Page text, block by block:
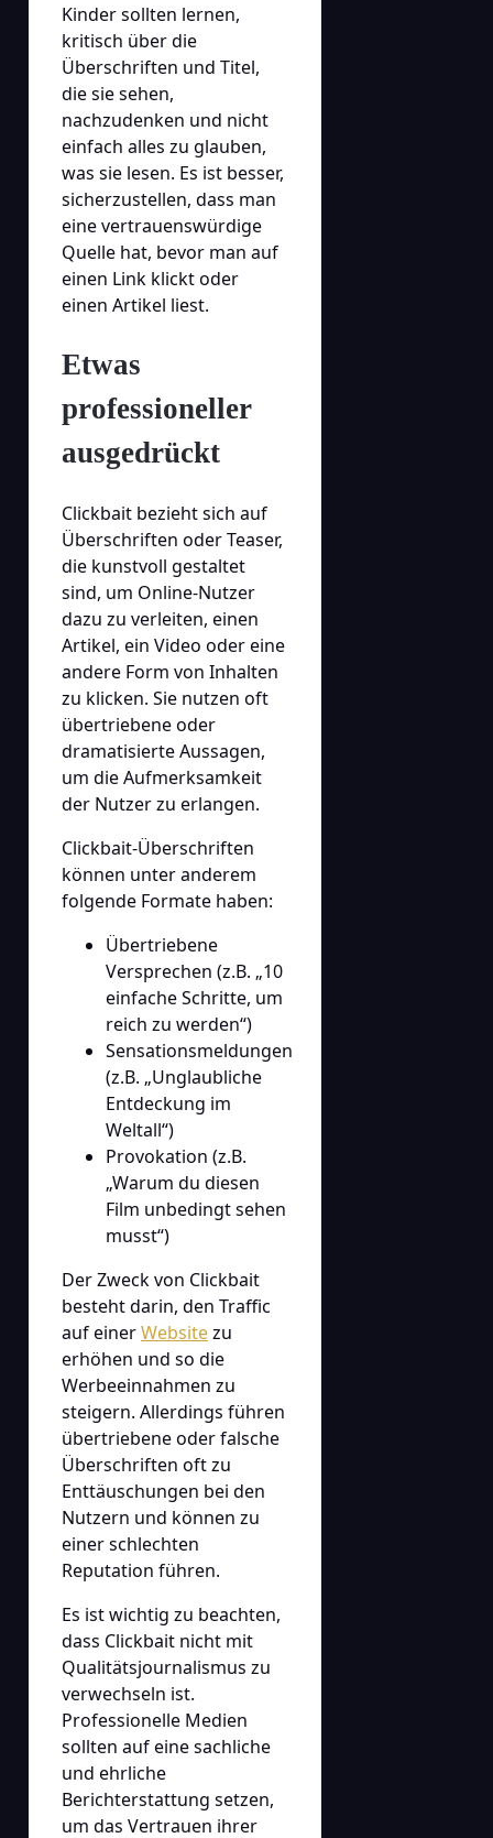
Kinder sollten lernen,
kritisch über die
Überschriften und Titel,
die sie sehen,
nachzudenken und nicht
einfach alles zu glauben,
was sie lesen. Es ist besser,
sicherzustellen, dass man
eine vertrauenswürdige
Quelle hat, bevor man auf
einen Link klickt oder
einen Artikel liest.
Etwas
professioneller
ausgedrückt
Clickbait bezieht sich auf
Überschriften oder Teaser,
die kunstvoll gestaltet
sind, um Online-Nutzer
dazu zu verleiten, einen
Artikel, ein Video oder eine
andere Form von Inhalten
zu klicken. Sie nutzen oft
übertriebene oder
dramatisierte Aussagen,
um die Aufmerksamkeit
der Nutzer zu erlangen.
Clickbait-Überschriften
können unter anderem
folgende Formate haben:
Übertriebene
Versprechen (z.B. „10
einfache Schritte, um
reich zu werden“)
Sensationsmeldungen
(z.B. „Unglaubliche
Entdeckung im
Weltall“)
Provokation (z.B.
„Warum du diesen
Film unbedingt sehen
musst“)
Der Zweck von Clickbait
besteht darin, den Traffic
auf einerWebsitezu
erhöhen und so die
Werbeeinnahmen zu
steigern. Allerdings führen
übertriebene oder falsche
Überschriften oft zu
Enttäuschungen bei den
Nutzern und können zu
einer schlechten
Reputation führen.
Es ist wichtig zu beachten,
dass Clickbait nicht mit
Qualitätsjournalismus zu
verwechseln ist.
Professionelle Medien
sollten auf eine sachliche
und ehrliche
Berichterstattung setzen,
um das Vertrauen ihrer